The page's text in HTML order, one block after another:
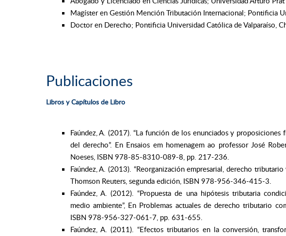
Magíster en Gestión Mención Tributación Internacional; Pontificia
Doctor en Derecho; Pontificia Universidad Católica de Valparaíso,
Publicaciones
Libros y Capítulos de Libro
Faúndez, A. (2017). “La función de los enunciados y
del derecho”. En Ensaios em homenagem ao professor José
Noeses, ISBN 978-85-8310-089-8, pp. 217-236.
Faúndez, A. (2013). “Reorganización empresarial, derecho
Thomson Reuters, segunda edición, ISBN 978-956-346-415-3.
Faúndez, A. (2012). “Propuesta de una hipótesis tributaria
medio ambiente”, En Problemas actuales de derecho tributario
ISBN 978-956-327-061-7, pp. 631-655.
Faúndez, A. (2011). “Efectos tributarios en la conversión,